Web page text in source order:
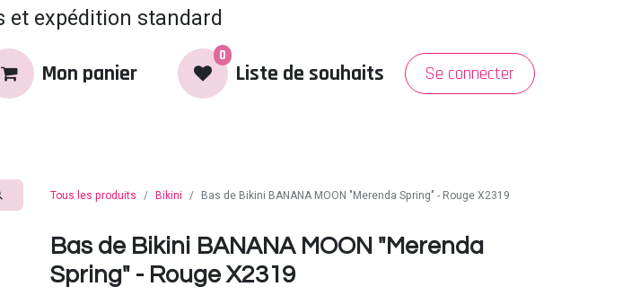
et expédition standard
Mon panier
0
Liste de souhaits Se connecter
Tous les produits Bikini Bas de Bikini BANANA MOON "Merenda Spring" - Rouge X2319
Bas de Bikini BANANA MOON "Merenda
Spring" - Rouge X2319